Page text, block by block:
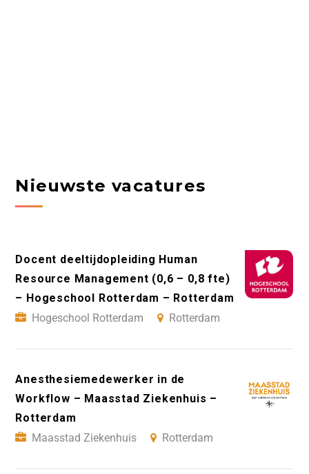
Nieuwste vacatures
Docent deeltijdopleiding Human
Resource Management (0,6 – 0,8 fte)
– Hogeschool Rotterdam – Rotterdam
Hogeschool Rotterdam
Rotterdam
Anesthesiemedewerker in de
Workflow – Maasstad Ziekenhuis –
Rotterdam
Maasstad Ziekenhuis
Rotterdam